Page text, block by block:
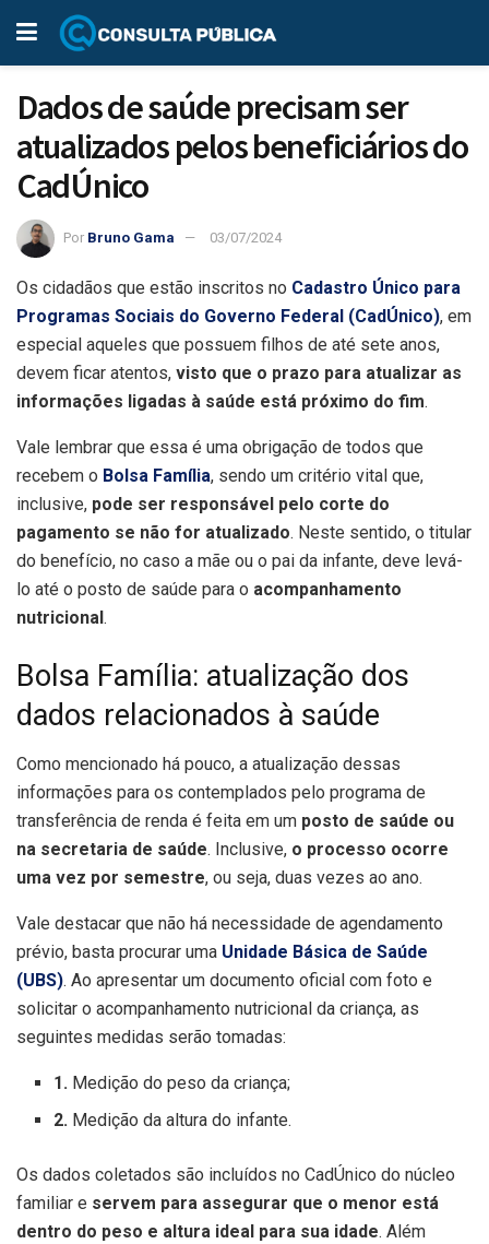
Dados de saúde precisam ser
atualizados pelos beneficiários do
CadÚnico
Por Bruno Gama 03/07/2024
Os cidadãos que estão inscritos no Cadastro Único para
Programas Sociais do Governo Federal (CadÚnico), em
especial aqueles que possuem filhos de até sete anos,
devem ficar atentos, visto que o prazo para atualizar as
informações ligadas à saúde está próximo do fim.
Vale lembrar que essa é uma obrigação de todos que
recebem o Bolsa Família, sendo um critério vital que,
inclusive, pode ser responsável pelo corte do
pagamento se não for atualizado. Neste sentido, o titular
do benefício, no caso a mãe ou o pai da infante, deve levá-
lo até o posto de saúde para o acompanhamento
nutricional.
Bolsa Família: atualização dos
dados relacionados à saúde
Como mencionado há pouco, a atualização dessas
informações para os contemplados pelo programa de
transferência de renda é feita em um posto de saúde ou
na secretaria de saúde. Inclusive, o processo ocorre
uma vez por semestre, ou seja, duas vezes ao ano.
Vale destacar que não há necessidade de agendamento
prévio, basta procurar uma Unidade Básica de Saúde
(UBS). Ao apresentar um documento oficial com foto e
solicitar o acompanhamento nutricional da criança, as
seguintes medidas serão tomadas:
1. Medição do peso da criança;
2. Medição da altura do infante.
Os dados coletados são incluídos no CadÚnico do núcleo
familiar e servem para assegurar que o menor está
dentro do peso e altura ideal para sua idade. Além